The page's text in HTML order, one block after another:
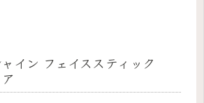
イン フェイススティック